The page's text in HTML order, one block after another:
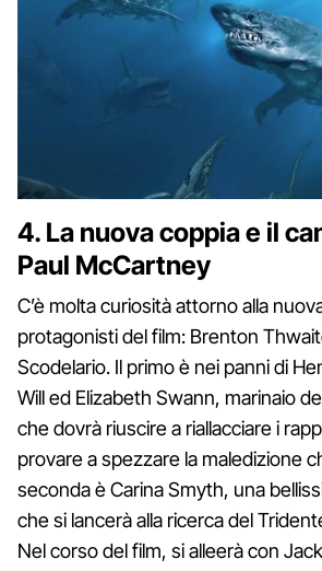
4. La nuova coppia e il
Paul McCartney
C’è molta curiosità attorno alla
protagonisti del film: Brenton
Scodelario. Il primo è nei panni di
Will ed Elizabeth Swann, marinaio
che dovrà riuscire a riallacciare i
provare a spezzare la maledizione
seconda è Carina Smyth, una
che si lancerà alla ricerca del
Nel corso del film, si alleerà con